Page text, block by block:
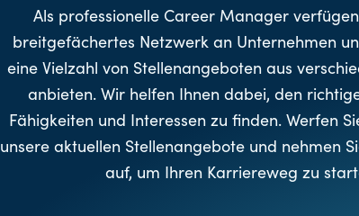
Als professionelle Career Manager
breitgefächertes Netzwerk an Unternehmen
eine Vielzahl von Stellenangeboten aus
anbieten. Wir helfen Ihnen dabei, den
Fähigkeiten und Interessen zu finden. Werfen
unsere aktuellen Stellenangebote und nehmen
auf, um Ihren Karriereweg zu